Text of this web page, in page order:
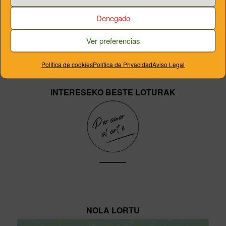
Denegado
Ver preferencias
Política de cookiesPolítica de PrivacidadAviso Legal
———-
INTERESEKO BESTE LOTURAK
———-
NOLA LORTU